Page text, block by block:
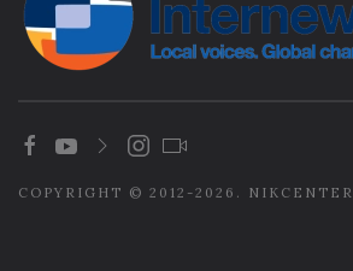
COPYRIGHT © 2012-2026. NIKCENTER